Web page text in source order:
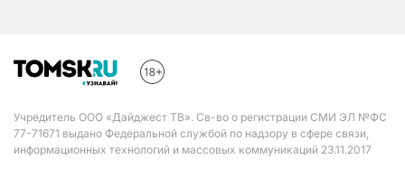
Учредитель ООО «Дайджест ТВ». Св-во о регистрации СМИ ЭЛ №ФС
77-71671 выдано Федеральной службой по надзору в сфере связи,
информационных технологий и массовых коммуникаций 23.11.2017